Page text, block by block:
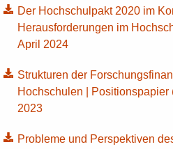
Der Hochschulpakt 2020 im
Herausforderungen im
April 2024
Strukturen der
Hochschulen | Positionspapier
2023
Probleme und Perspektiven